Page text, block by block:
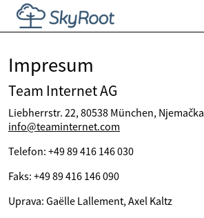
Impresum
Team Internet AG
Liebherrstr. 22, 80538 München, Njemačka
info@teaminternet.com
Telefon: +49 89 416 146 030
Faks: +49 89 416 146 090
Uprava: Gaëlle Lallement, Axel Kaltz